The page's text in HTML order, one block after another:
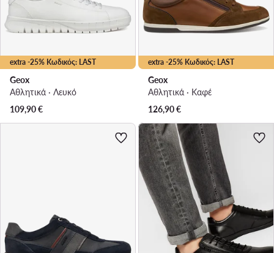
extra -25% Κωδικός: LAST
Geox
Αθλητικά · Λευκό
109,90€
extra -25% Κωδικός: LAST
Geox
Αθλητικά · Καφέ
126,90€